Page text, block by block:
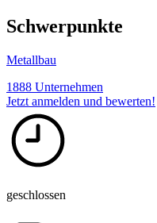
Schwerpunkte
Metallbau
1888 Unternehmen
Jetzt anmelden und bewerten!
geschlossen